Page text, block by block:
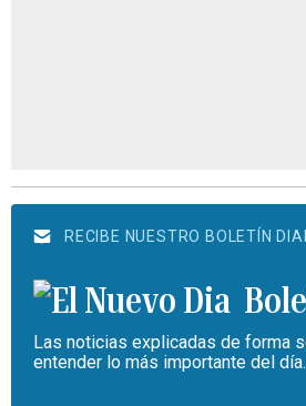
RECIBE NUESTRO BOLETÍN
Las noticias explicadas de forma
entender lo más importante del día.